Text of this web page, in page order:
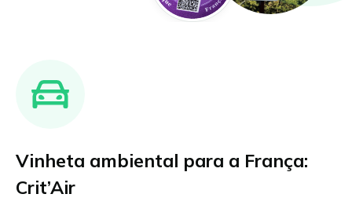
Encomendar Umweltplakette
Berlim
Bona
Bremen
Lyon
Grande Paris
Toulouse
Todas as zonas ambientais francesas
Tirol
Viena e arredores
English
Français
Italiano
Vinheta ambiental para a França:
Crit’Air